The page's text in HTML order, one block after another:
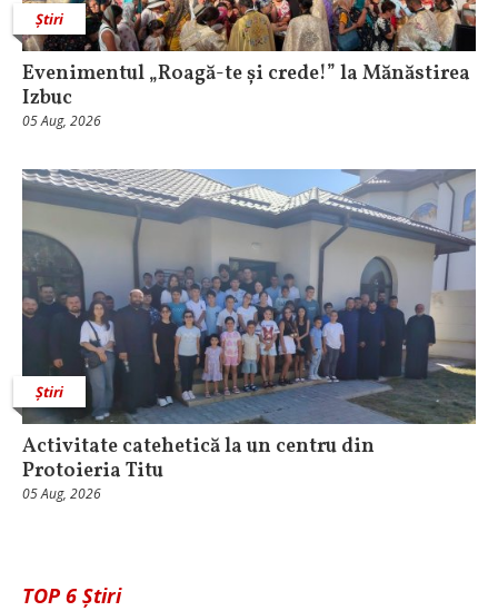
Știri
Evenimentul „Roagă-te și crede!” la Mănăstirea
Izbuc
05 Aug, 2026
Știri
Activitate catehetică la un centru din
Protoieria Titu
05 Aug, 2026
TOP 6 Știri